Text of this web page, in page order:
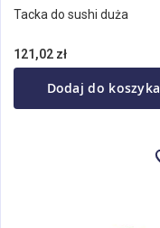
Tacka do sushi duża
121,02 zł
Dodaj do koszyka